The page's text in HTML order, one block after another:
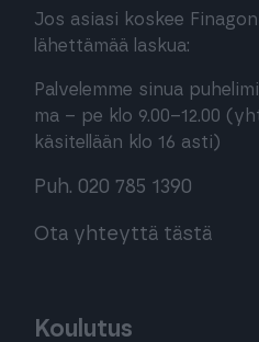
Jos asiasi koskee
lähettämää laskua:
Palvelemme sinua
ma – pe klo 9.00–12.00
käsitellään klo 16 asti)
Puh. 020 785 1390
Ota yhteyttä tästä
Koulutus